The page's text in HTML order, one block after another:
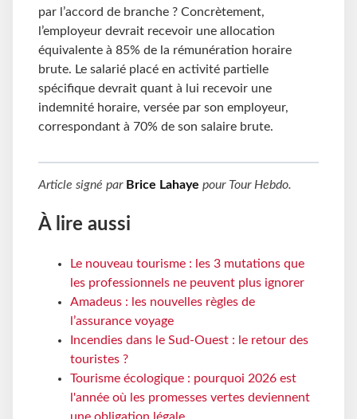
par l’accord de branche ? Concrètement,
l’employeur devrait recevoir une allocation
équivalente à 85% de la rémunération horaire
brute. Le salarié placé en activité partielle
spécifique devrait quant à lui recevoir une
indemnité horaire, versée par son employeur,
correspondant à 70% de son salaire brute.
Article signé par Brice Lahaye pour Tour Hebdo.
À lire aussi
Le nouveau tourisme : les 3 mutations que
les professionnels ne peuvent plus ignorer
Amadeus : les nouvelles règles de
l’assurance voyage
Incendies dans le Sud-Ouest : le retour des
touristes ?
Tourisme écologique : pourquoi 2026 est
l'année où les promesses vertes deviennent